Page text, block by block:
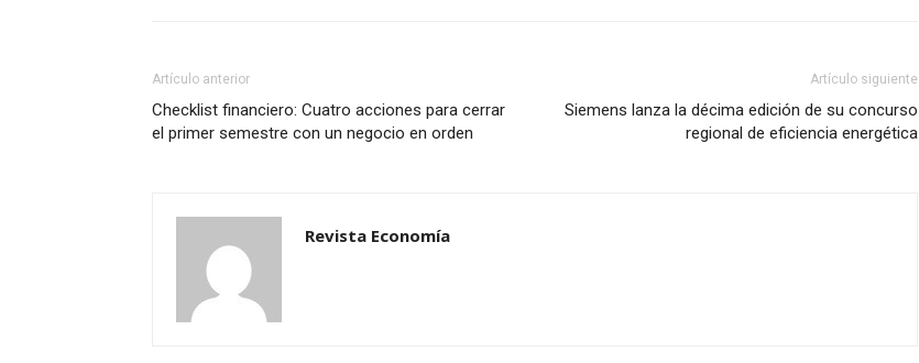
Artículo anterior
Checklist financiero: Cuatro acciones para cerrar
el primer semestre con un negocio en orden
Artículo siguiente
Siemens lanza la décima edición de su concurso
regional de eficiencia energética
Revista Economía